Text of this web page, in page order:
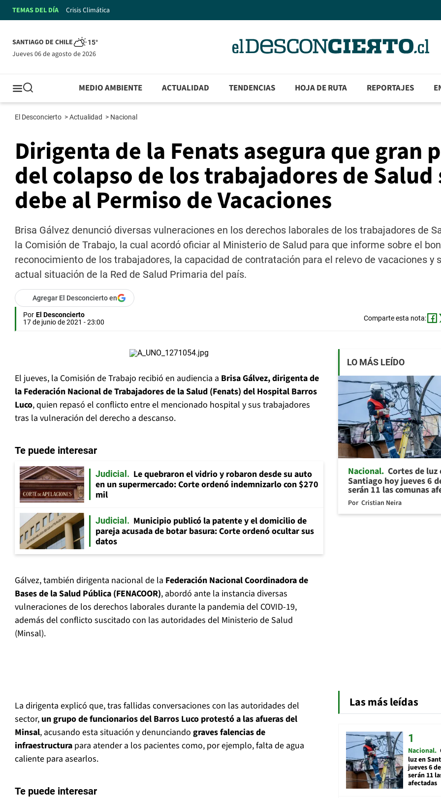
TEMAS DEL DÍA Crisis Climática
SANTIAGO DE CHILE 15°
jueves 06 de agosto de 2026
MEDIO AMBIENTE ACTUALIDAD TENDENCIAS HOJA DE RUTA REPORTAJES
El Desconcierto >Actualidad > Nacional
Dirigenta de la Fenats asegura que gran
del colapso de los trabajadores de Salud
debe al Permiso de Vacaciones
Brisa Gálvez denunció diversas vulneraciones en los derechos laborales de los trabajadores de
la Comisión de Trabajo, la cual acordó oficiar al Ministerio de Salud para que informe sobre el
reconocimiento de los trabajadores, la capacidad de contratación para el relevo de vacaciones y
actual situación de la Red de Salud Primaria del país.
Agregar El Desconcierto en
Por El Desconcierto
17 de junio de 2021 - 23:00
Comparte esta nota:
El jueves, la Comisión de Trabajo recibió en audiencia a Brisa Gálvez, dirigenta de
la Federación Nacional de Trabajadores de la Salud (Fenats) del Hospital Barros
Luco, quien repasó el conflicto entre el mencionado hospital y sus trabajadores
tras la vulneración del derecho a descanso.
Te puede interesar
Judicial
Le quebraron el vidrio y robaron desde su auto
en un supermercado: Corte ordenó indemnizarlo con $270
mil
Judicial
Municipio publicó la patente y el domicilio de
pareja acusada de botar basura: Corte ordenó ocultar sus
datos
Gálvez, también dirigenta nacional de la Federación Nacional Coordinadora de
Bases de la Salud Pública (FENACOOR), abordó ante la instancia diversas
vulneraciones de los derechos laborales durante la pandemia del COVID-19,
además del conflicto suscitado con las autoridades del Ministerio de Salud
(Minsal).
La dirigenta explicó que, tras fallidas conversaciones con las autoridades del
sector, un grupo de funcionarios del Barros Luco protestó a las afueras del
Minsal, acusando esta situación y denunciando graves falencias de
infraestructura para atender a los pacientes como, por ejemplo, falta de agua
caliente para asearlos.
Te puede interesar
LO MÁS LEÍDO
Nacional Cortes de luz
Santiago hoy jueves 6
serán 11 las comunas
Por Cristian Neira
Las más leídas
Nacional
luz en
jueves 6
serán 11
afectadas